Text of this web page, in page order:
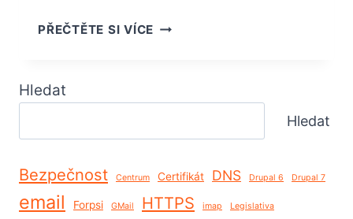
PŘEČTĚTE SI VÍCE JAK
S
Hledat
Hledat
Bezpečnost Centrum Certifikát DNS Drupal 6 Drupal 7
email Forpsi GMail HTTPS imap Legislativa